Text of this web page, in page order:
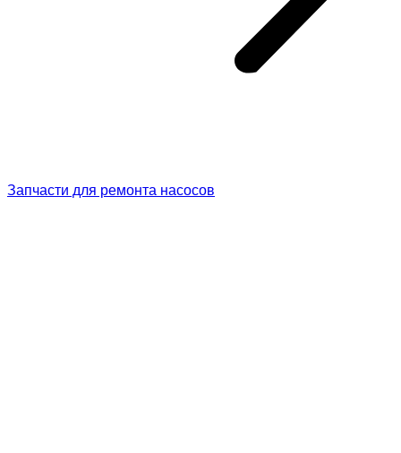
Запчасти для ремонта насосов